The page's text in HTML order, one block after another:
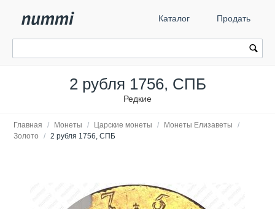
Каталог Продать
2 рубля 1756, СПБ
Редкие
Главная / Монеты / Царские монеты / Монеты Елизаветы
/
Золото
/ 2 рубля 1756, СПБ